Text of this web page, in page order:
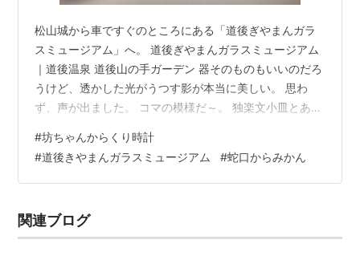
松山城から車ですぐのところにある「道後ぎやまんガラ
スミュージアム」へ。 道後ぎやまんガラスミュージアム
｜道後温泉 道後山の手ガーデン 器そのものもいいのだろ
うけど、透かした光がうつす影が本当に美しい。 思わ
ず、声が出ました。 コマの模様だ～。 独楽文小皿とあり
本当に美しい。 いや、影の方が美しいと言いたいかも。
道後温泉本館の前まで歩いて来ました。 道後温泉本館は
とても混んでいました。 夜の雰囲気もいいでしょう
でしたが。 グッズを見てみたかったのですが、入浴せず
に売店へ行くことはできない…
#坊ちゃんからくり時計
#道後きやまんガラスミュージアム #蛇口からみかん
関連ブログ